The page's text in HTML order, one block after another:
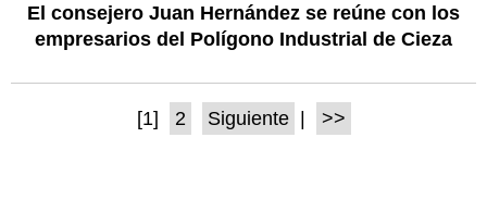
El consejero Juan Hernández se reúne con los
empresarios del Polígono Industrial de Cieza
[1] 2 Siguiente | >>